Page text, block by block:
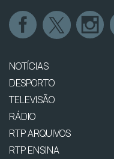
NOTÍCIAS
DESPORTO
TELEVISÃO
RÁDIO
RTP ARQUIVOS
RTP ENSINA